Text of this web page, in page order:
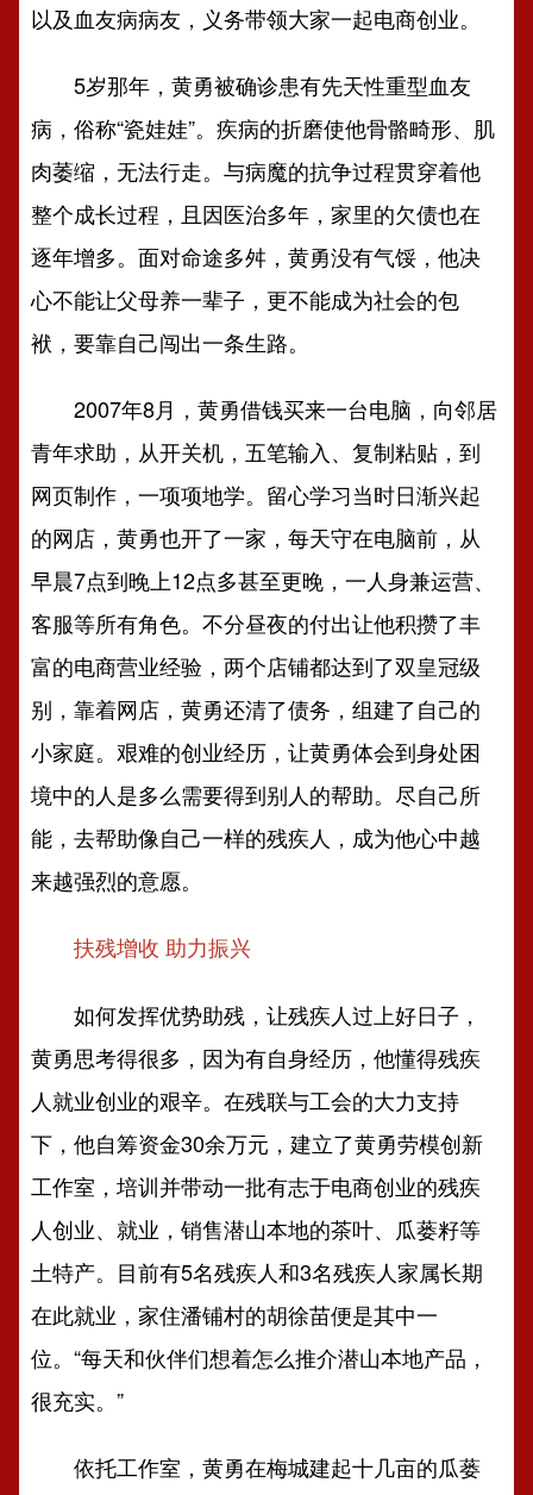
以及血友病病友，义务带领大家一起电商创业。
5岁那年，黄勇被确诊患有先天性重型血友
病，俗称“瓷娃娃”。疾病的折磨使他骨骼畸形、肌
肉萎缩，无法行走。与病魔的抗争过程贯穿着他
整个成长过程，且因医治多年，家里的欠债也在
逐年增多。面对命途多舛，黄勇没有气馁，他决
心不能让父母养一辈子，更不能成为社会的包
袱，要靠自己闯出一条生路。
2007年8月，黄勇借钱买来一台电脑，向邻居
青年求助，从开关机，五笔输入、复制粘贴，到
网页制作，一项项地学。留心学习当时日渐兴起
的网店，黄勇也开了一家，每天守在电脑前，从
早晨7点到晚上12点多甚至更晚，一人身兼运营、
客服等所有角色。不分昼夜的付出让他积攒了丰
富的电商营业经验，两个店铺都达到了双皇冠级
别，靠着网店，黄勇还清了债务，组建了自己的
小家庭。艰难的创业经历，让黄勇体会到身处困
境中的人是多么需要得到别人的帮助。尽自己所
能，去帮助像自己一样的残疾人，成为他心中越
来越强烈的意愿。
扶残增收 助力振兴
如何发挥优势助残，让残疾人过上好日子，
黄勇思考得很多，因为有自身经历，他懂得残疾
人就业创业的艰辛。在残联与工会的大力支持
下，他自筹资金30余万元，建立了黄勇劳模创新
工作室，培训并带动一批有志于电商创业的残疾
人创业、就业，销售潜山本地的茶叶、瓜蒌籽等
土特产。目前有5名残疾人和3名残疾人家属长期
在此就业，家住潘铺村的胡徐苗便是其中一
位。“每天和伙伴们想着怎么推介潜山本地产品，
很充实。”
依托工作室，黄勇在梅城建起十几亩的瓜蒌